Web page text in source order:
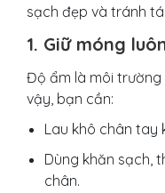
sạch đẹp và tránh
1. Giữ móng
Độ ẩm là môi trường
vậy, bạn cần:
Lau khô chân tay
Dùng khăn sạch,
chân.